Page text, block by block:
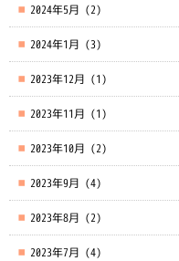
2024年5月 (2)
2024年1月 (3)
2023年12月 (1)
2023年11月 (1)
2023年10月 (2)
2023年9月 (4)
2023年8月 (2)
2023年7月 (4)